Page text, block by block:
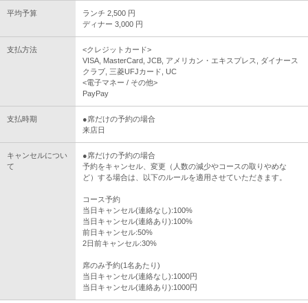
平均予算
ランチ 2,500 円
ディナー 3,000 円
支払方法
<クレジットカード>
VISA, MasterCard, JCB, アメリカン・エキスプレス, ダイナース
クラブ, 三菱UFJカード, UC
<電子マネー / その他>
PayPay
支払時期
●席だけの予約の場合
来店日
キャンセルについ
て
●席だけの予約の場合
予約をキャンセル、変更（人数の減少やコースの取りやめな
ど）する場合は、以下のルールを適用させていただきます。
コース予約
当日キャンセル(連絡なし):100%
当日キャンセル(連絡あり):100%
前日キャンセル:50%
2日前キャンセル:30%
席のみ予約(1名あたり)
当日キャンセル(連絡なし):1000円
当日キャンセル(連絡あり):1000円